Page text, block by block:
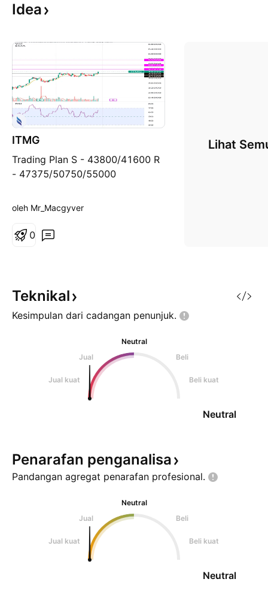
Idea
ITMG
Trading Plan S - 43800/41600 R
- 47375/50750/55000
oleh Mr_Macgyver
0
Lihat
Teknikal
Kesimpulan dari cadangan penunjuk.
Neutral
Jual
Beli
Jual kuat Beli kuat
Neutral
Penarafan penganalisa
Pandangan agregat penarafan profesional.
Neutral
Jual
Beli
Jual kuat Beli kuat
Neutral